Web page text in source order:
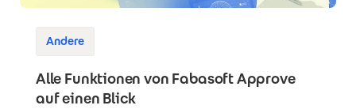
Andere
Alle Funktionen von Fabasoft Approve
auf einen Blick